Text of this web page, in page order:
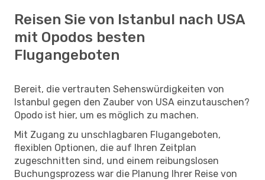
Reisen Sie von Istanbul nach USA
mit Opodos besten
Flugangeboten
Bereit, die vertrauten Sehenswürdigkeiten von
Istanbul gegen den Zauber von USA einzutauschen?
Opodo ist hier, um es möglich zu machen.
Mit Zugang zu unschlagbaren Flugangeboten,
flexiblen Optionen, die auf Ihren Zeitplan
zugeschnitten sind, und einem reibungslosen
Buchungsprozess war die Planung Ihrer Reise von